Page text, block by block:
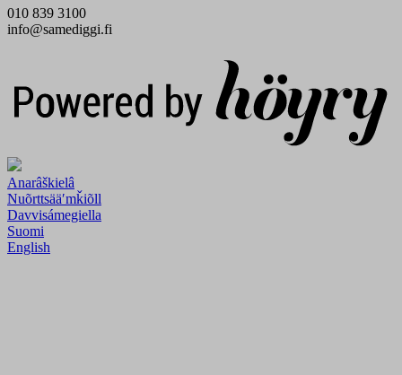
010 839 3100
info@samediggi.fi
Anarâškielâ
Nuõrttsääʹmǩiõll
Davvisámegiella
Suomi
English